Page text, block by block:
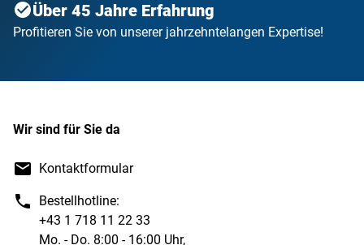
Über 45 Jahre Erfahrung
Profitieren Sie von unserer jahrzehntelangen Expertise!
Wir sind für Sie da
Kontaktformular
Bestellhotline:
+43 1 718 11 22 33
Mo. - Do. 8:00 - 16:00 Uhr,